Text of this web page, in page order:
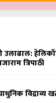
त्रिपाठी